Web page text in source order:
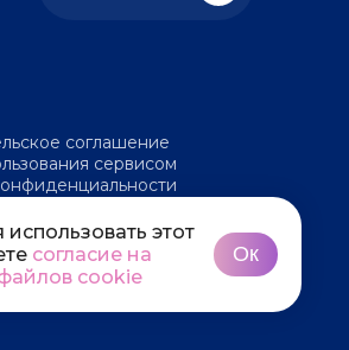
соглашение
сервисом
этот
согласие на
cookie
Ок